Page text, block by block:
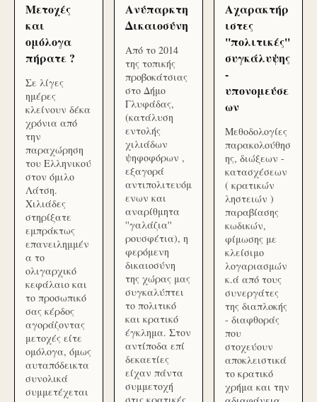
Μετοχές
και
ομόλογα
πήρατε ?
Σε λίγες
ημέρες
κλείνουν δέκα
χρόνια από
την
παραχώρηση
του Ελληνικού
στον όμιλο
Λάτση.
Χιλιάδες
στηρίξατε
εμπράκτως
επανειλημμέν
α το
ολιγαρχικό
κεφάλαιο και
το προσωπικό
σας κέρδος
αγοράζοντας
μετοχές είτε
ομόλογα, όμως
αυταπόδεικτα
συνολικά
συμμετέχεται
Ανύπαρκτη
Δικαιοσύνη
Από το 2014
της τοπικής
προβοκάτσιας
στο Δήμο
Γλυφάδας,
(κατάλυση
εντολής
χιλιάδων
ψηφοφόρων ,
εξαγορά
αντιπολιτευόμ
ενων και
αναρίθμητα
''γαλάζια''
ρουσφέτια), η
φερόμενη
δικαιοσύνη
της χώρας μας
συγκαλύπτει
το πολιτικό
και κρατικό
έγκλημα. Στον
αντίποδα επί
δεκαετίες
είχαν πάντα
συμμετοχή
Αχαρακτήρ
ιστες
''πολιτικές''
συγκάλυψης
-
υπονομεύσε
ων
Μεθοδολογίες
παρακολούθησ
ης, διώξεων -
κατασχέσεων
( κρατικών
ληστειών )
παραβίασης
κωδικών,
φίμωσης με
κλείσιμο
λογαριασμών
κ.ά από τους
συνεργάτες
της διαπλοκής
- διαφθοράς
που
στοχεύουν
αποκλειστικά
το κρατικό
χρήμα και την